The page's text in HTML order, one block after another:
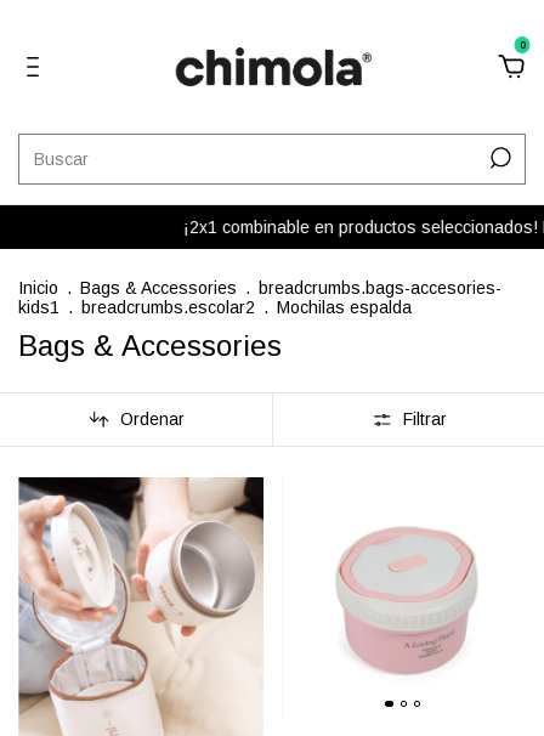
0
¡2x1 combinable en productos seleccionados! Del
Inicio . Bags & Accessories .
breadcrumbs.bags-accesories-
kids1
. breadcrumbs.escolar2 . Mochilas espalda
Bags & Accessories
Ordenar Filtrar